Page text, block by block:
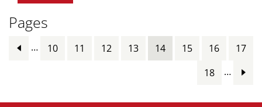
Pages
… 10 11 12 13 14 15 16
17
18
…